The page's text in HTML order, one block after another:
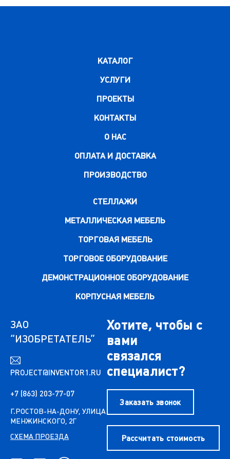
КАТАЛОГ
УСЛУГИ
ПРОЕКТЫ
КОНТАКТЫ
О НАС
ОПЛАТА И ДОСТАВКА
ПРОИЗВОДСТВО
СТЕЛЛАЖИ
МЕТАЛЛИЧЕСКАЯ МЕБЕЛЬ
ТОРГОВАЯ МЕБЕЛЬ
ТОРГОВОЕ ОБОРУДОВАНИЕ
ДЕМОНСТРАЦИОННОЕ ОБОРУДОВАНИЕ
КОРПУСНАЯ МЕБЕЛЬ
ЗАО
“ИЗОБРЕТАТЕЛЬ”
PROJECT@INVENTOR1.RU
+7 (863) 203-77-07
Г.РОСТОВ-НА-ДОНУ, УЛИЦА
МЕНЖИНСКОГО, 2Г
СХЕМА ПРОЕЗДА
Хотите, чтобы с
вами
связался
специалист?
Заказать звонок
Рассчитать стоимость